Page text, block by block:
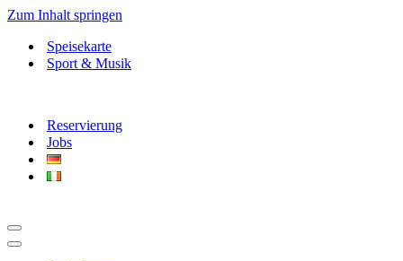
Zum Inhalt springen
Speisekarte
Sport & Musik
Reservierung
Jobs
Navigationsmenü
Navigationsmenü